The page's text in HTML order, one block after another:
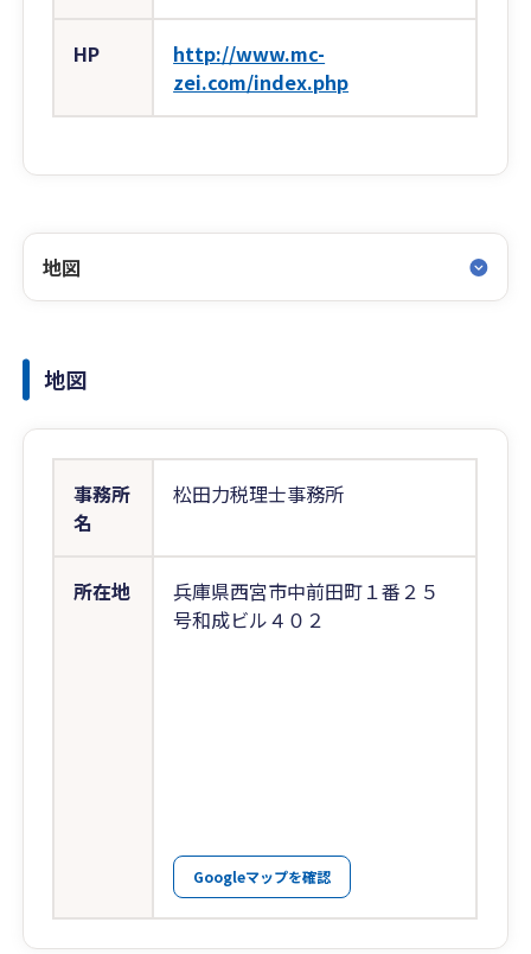
HP
http://www.mc-
zei.com/index.php
地図
地図
事務所
名
松田力税理士事務所
所在地
兵庫県西宮市中前田町１番２５
号和成ビル４０２
Googleマップを確認